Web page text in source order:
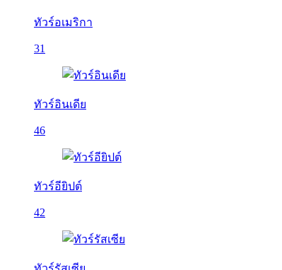
ทัวร์อเมริกา
31
ทัวร์อินเดีย
46
ทัวร์อียิปต์
42